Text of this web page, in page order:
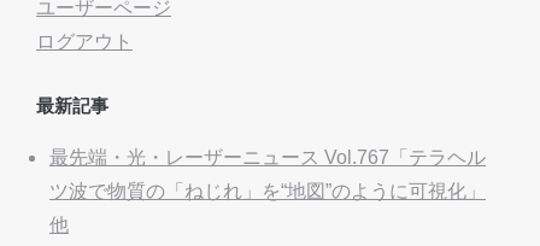
ユーザーページ
ログアウト
最新記事
最先端・光・レーザーニュース Vol.767「テラヘル
ツ波で物質の「ねじれ」を“地図”のように可視化」
他